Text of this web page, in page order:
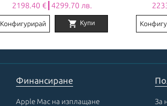
2198.40 €┃4299.70 лв.
Конфигурирай shopping_cart Купи
Финансиране
Apple Mac на изплащане
За